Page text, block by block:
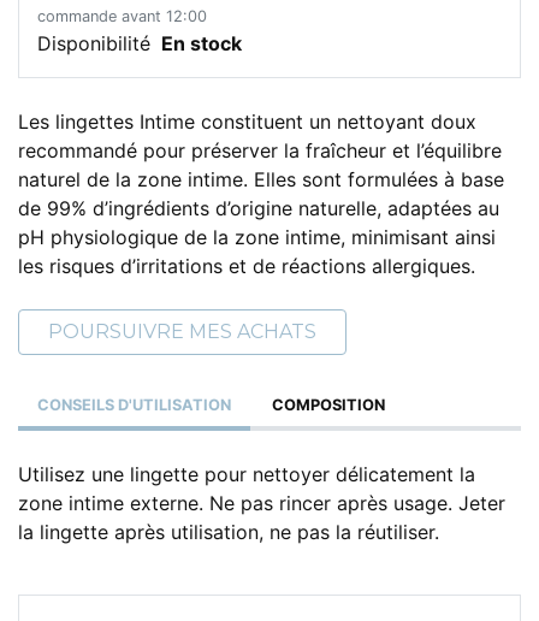
commande avant 12:00
Disponibilité En stock
Les lingettes Intime constituent un nettoyant doux
recommandé pour préserver la fraîcheur et l’équilibre
naturel de la zone intime. Elles sont formulées à base
de 99% d’ingrédients d’origine naturelle, adaptées au
pH physiologique de la zone intime, minimisant ainsi
les risques d’irritations et de réactions allergiques.
POURSUIVRE MES ACHATS
CONSEILS D'UTILISATION COMPOSITION
Utilisez une lingette pour nettoyer délicatement la
zone intime externe. Ne pas rincer après usage. Jeter
la lingette après utilisation, ne pas la réutiliser.